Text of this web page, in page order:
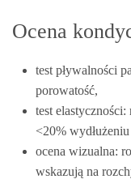
Ocena
test pływalności
porowatość,
test
<20% wydłużeniu
ocena wizualna:
wskazują na